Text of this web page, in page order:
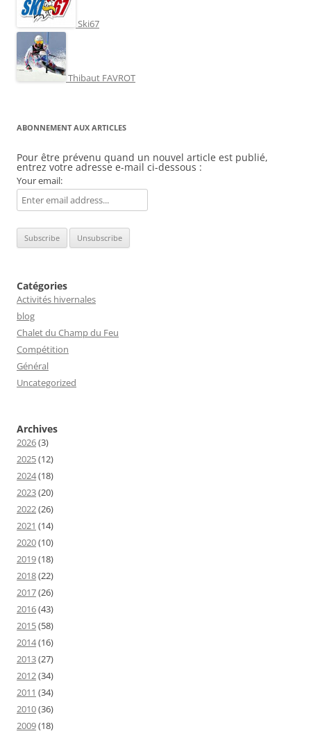
Ski67
Thibaut FAVROT
ABONNEMENT AUX ARTICLES
Pour être prévenu quand un nouvel article est publié,
entrez votre adresse e-mail ci-dessous :
Your email:
Catégories
Activités hivernales
blog
Chalet du Champ du Feu
Compétition
Général
Uncategorized
Archives
2026(3)
2025(12)
2024(18)
2023(20)
2022(26)
2021 (14)
2020(10)
2019(18)
2018(22)
2017(26)
2016(43)
2015(58)
2014(16)
2013(27)
2012(34)
2011 (34)
2010(36)
2009(18)